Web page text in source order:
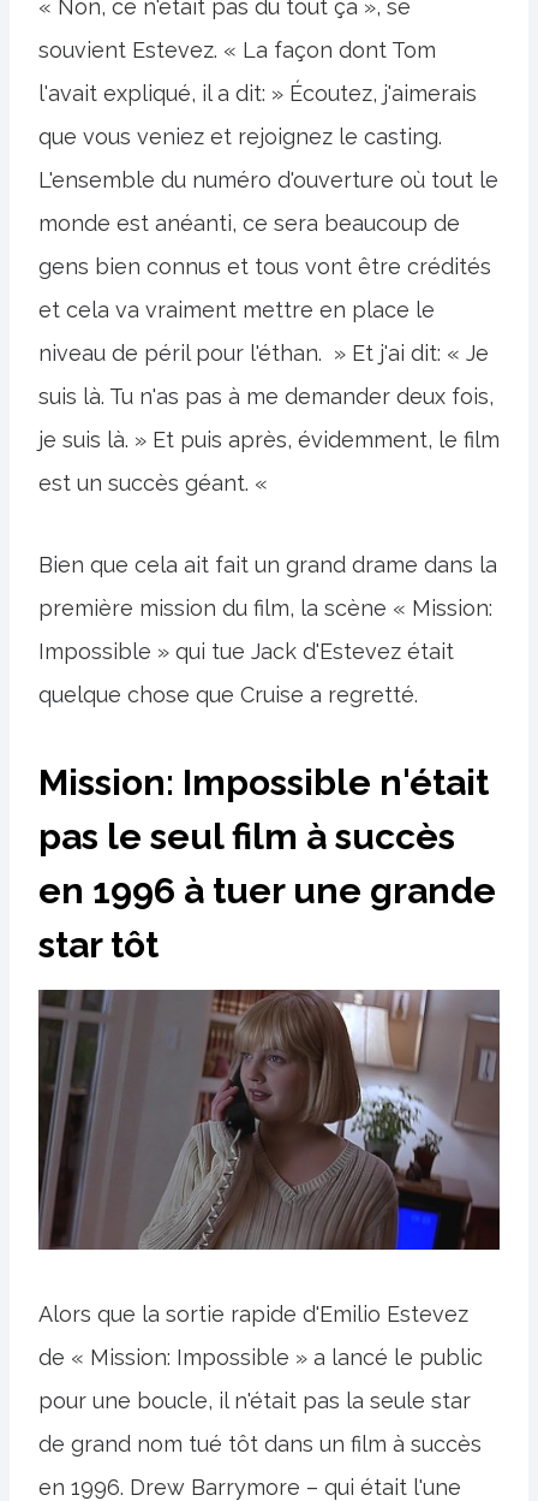
« Non, ce n'était pas du tout ça », se
souvient Estevez. « La façon dont Tom
l'avait expliqué, il a dit: » Écoutez, j'aimerais
que vous veniez et rejoignez le casting.
L'ensemble du numéro d'ouverture où tout le
monde est anéanti, ce sera beaucoup de
gens bien connus et tous vont être crédités
et cela va vraiment mettre en place le
niveau de péril pour l'éthan. » Et j'ai dit: « Je
suis là. Tu n'as pas à me demander deux fois,
je suis là. » Et puis après, évidemment, le film
est un succès géant. «
Bien que cela ait fait un grand drame dans la
première mission du film, la scène « Mission:
Impossible » qui tue Jack d'Estevez était
quelque chose que Cruise a regretté.
Mission: Impossible n'était
pas le seul film à succès
en 1996 à tuer une grande
star tôt
Alors que la sortie rapide d'Emilio Estevez
de « Mission: Impossible » a lancé le public
pour une boucle, il n'était pas la seule star
de grand nom tué tôt dans un film à succès
en 1996. Drew Barrymore – qui était l'une